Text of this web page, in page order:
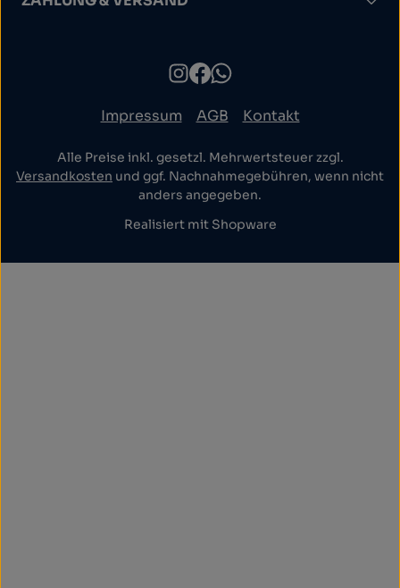
Impressum AGB Kontakt
Alle Preise inkl. gesetzl. Mehrwertsteuer zzgl.
Versandkosten und ggf. Nachnahmegebühren, wenn nicht
anders angegeben.
Realisiert mit Shopware